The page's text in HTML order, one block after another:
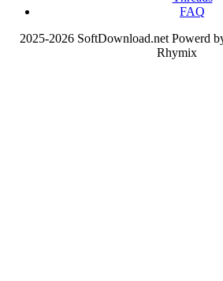
FAQ
2025-2026 SoftDownload.net Powerd
Rhymix